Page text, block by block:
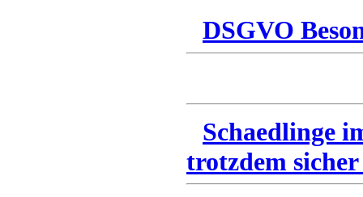
DSGVO
Schaedlinge
trotzdem